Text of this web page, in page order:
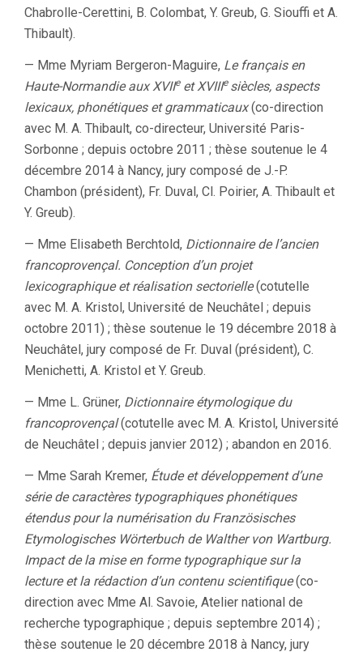
Chabrolle-Cerettini, B. Colombat, Y. Greub, G. Siouffi et A.
Thibault).
— Mme Myriam Bergeron-Maguire, Le français en
Haute-Normandie aux XVIIeet XVIIIe siècles, aspects
lexicaux, phonétiques et grammaticaux(co-direction
avec M. A. Thibault, co-directeur, Université Paris-
Sorbonne ; depuis octobre 2011 ; thèse soutenue le 4
décembre 2014 à Nancy, jury composé de J.-P.
Chambon (président), Fr. Duval, Cl. Poirier, A. Thibault et
Y. Greub).
— Mme Elisabeth Berchtold, Dictionnaire de l’ancien
francoprovençal. Conception d’un projet
lexicographique et réalisation sectorielle(cotutelle
avec M. A. Kristol, Université de Neuchâtel ; depuis
octobre 2011) ; thèse soutenue le 19 décembre 2018 à
Neuchâtel, jury composé de Fr. Duval (président), C.
Menichetti, A. Kristol et Y. Greub.
— Mme L. Grüner, Dictionnaire étymologique du
francoprovençal(cotutelle avec M. A. Kristol, Université
de Neuchâtel ; depuis janvier 2012) ; abandon en 2016.
— Mme Sarah Kremer, Étude et développement d’une
série de caractères typographiques phonétiques
étendus pour la numérisation du Französisches
Etymologisches Wörterbuch de Walther von Wartburg.
Impact de la mise en forme typographique sur la
lecture et la rédaction d’un contenu scientifique(co-
direction avec Mme Al. Savoie, Atelier national de
recherche typographique ; depuis septembre 2014) ;
thèse soutenue le 20 décembre 2018 à Nancy, jury